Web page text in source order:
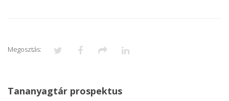
Megosztás:
Tananyagtár prospektus